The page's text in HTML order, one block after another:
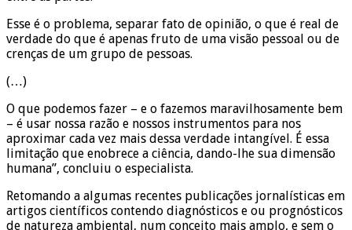
Esse é o problema, separar fato de opinião, o que é real de
verdade do que é apenas fruto de uma visão pessoal ou de
crenças de um grupo de pessoas.
(…)
O que podemos fazer – e o fazemos maravilhosamente bem
– é usar nossa razão e nossos instrumentos para nos
aproximar cada vez mais dessa verdade intangível. É essa
limitação que enobrece a ciência, dando-lhe sua dimensão
humana”, concluiu o especialista.
Retomando a algumas recentes publicações jornalísticas em
artigos científicos contendo diagnósticos e ou prognósticos
de natureza ambiental, num conceito mais amplo, e sem o